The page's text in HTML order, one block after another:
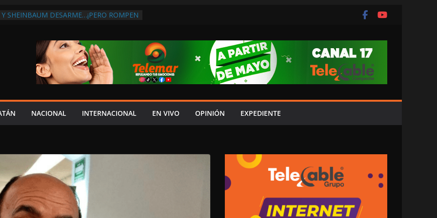
SHEINBAUM DESARME…¡PERO ROMPEN
DISCURSO DE LAYDA AL REVELAR QUE
LA PEOR CAÍDA DE
DEL PAÍS, POR PÉSIMA RECAUDACIÓN
POLÍTICAS EN
ASUME CULPA DEL HIJO?
SOBRE LA CARRETERA LIBRE
NACIONAL INTERNACIONAL EN VIVO OPINIÓN EXPEDIENTE